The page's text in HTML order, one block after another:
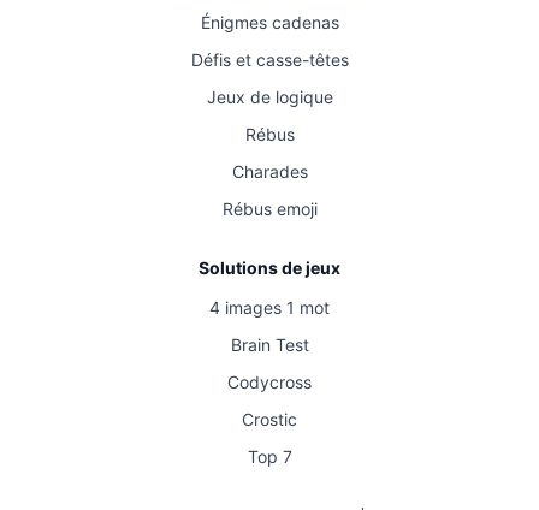
Énigmes cadenas
Défis et casse-têtes
Jeux de logique
Rébus
Charades
Rébus emoji
Solutions de jeux
4 images 1 mot
Brain Test
Codycross
Crostic
Top 7